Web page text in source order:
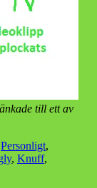
till ett av
Personligt,
, Knuff,